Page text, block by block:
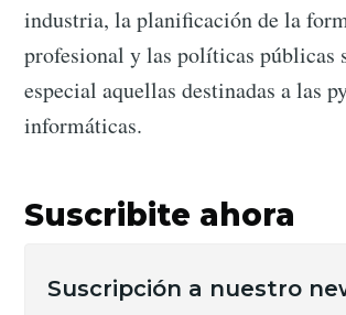
industria, la planificación de la
profesional y las políticas públicas
especial aquellas destinadas a las
informáticas.
Suscribite ahora
Suscripción a nuestro